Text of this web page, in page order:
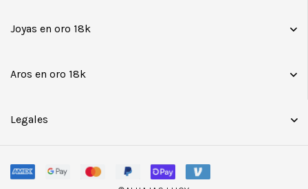
Joyas en oro 18k
Aros en oro 18k
Legales